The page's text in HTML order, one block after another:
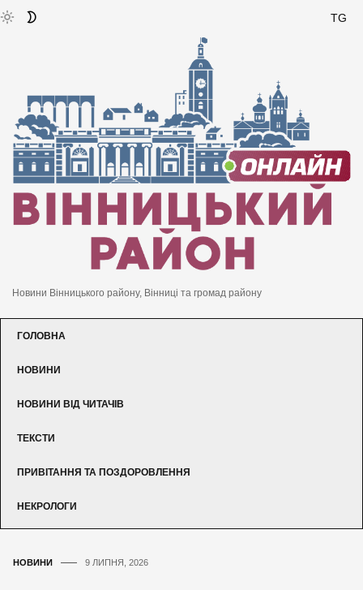
TG
Новини Вінницького району, Вінниці та громад району
ГОЛОВНА
НОВИНИ
НОВИНИ ВІД ЧИТАЧІВ
ТЕКСТИ
ПРИВІТАННЯ ТА ПОЗДОРОВЛЕННЯ
НЕКРОЛОГИ
НОВИНИ 9 ЛИПНЯ, 2026